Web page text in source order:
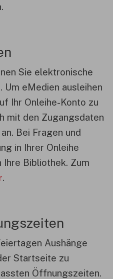
Sie elektronische
Um eMedien ausleihen
Ihr Onleihe-Konto zu
mit den Zugangsdaten
Bei Fragen und
in Ihrer Onleihe
Ihre Bibliothek. Zum
.
Aushänge
Startseite zu
Öffnungszeiten.